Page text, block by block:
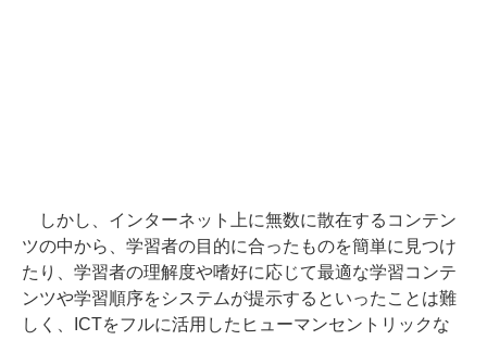
しかし、インターネット上に無数に散在するコンテン
ツの中から、学習者の目的に合ったものを簡単に見つけ
たり、学習者の理解度や嗜好に応じて最適な学習コンテ
ンツや学習順序をシステムが提示するといったことは難
しく、ICTをフルに活用したヒューマンセントリックな